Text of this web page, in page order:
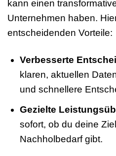
kann einen
Unternehmen haben.
entscheidenden Vorteile:
Verbesserte
klaren, aktuellen
und schnellere
Gezielte
sofort, ob du deine
Nachholbedarf gibt.